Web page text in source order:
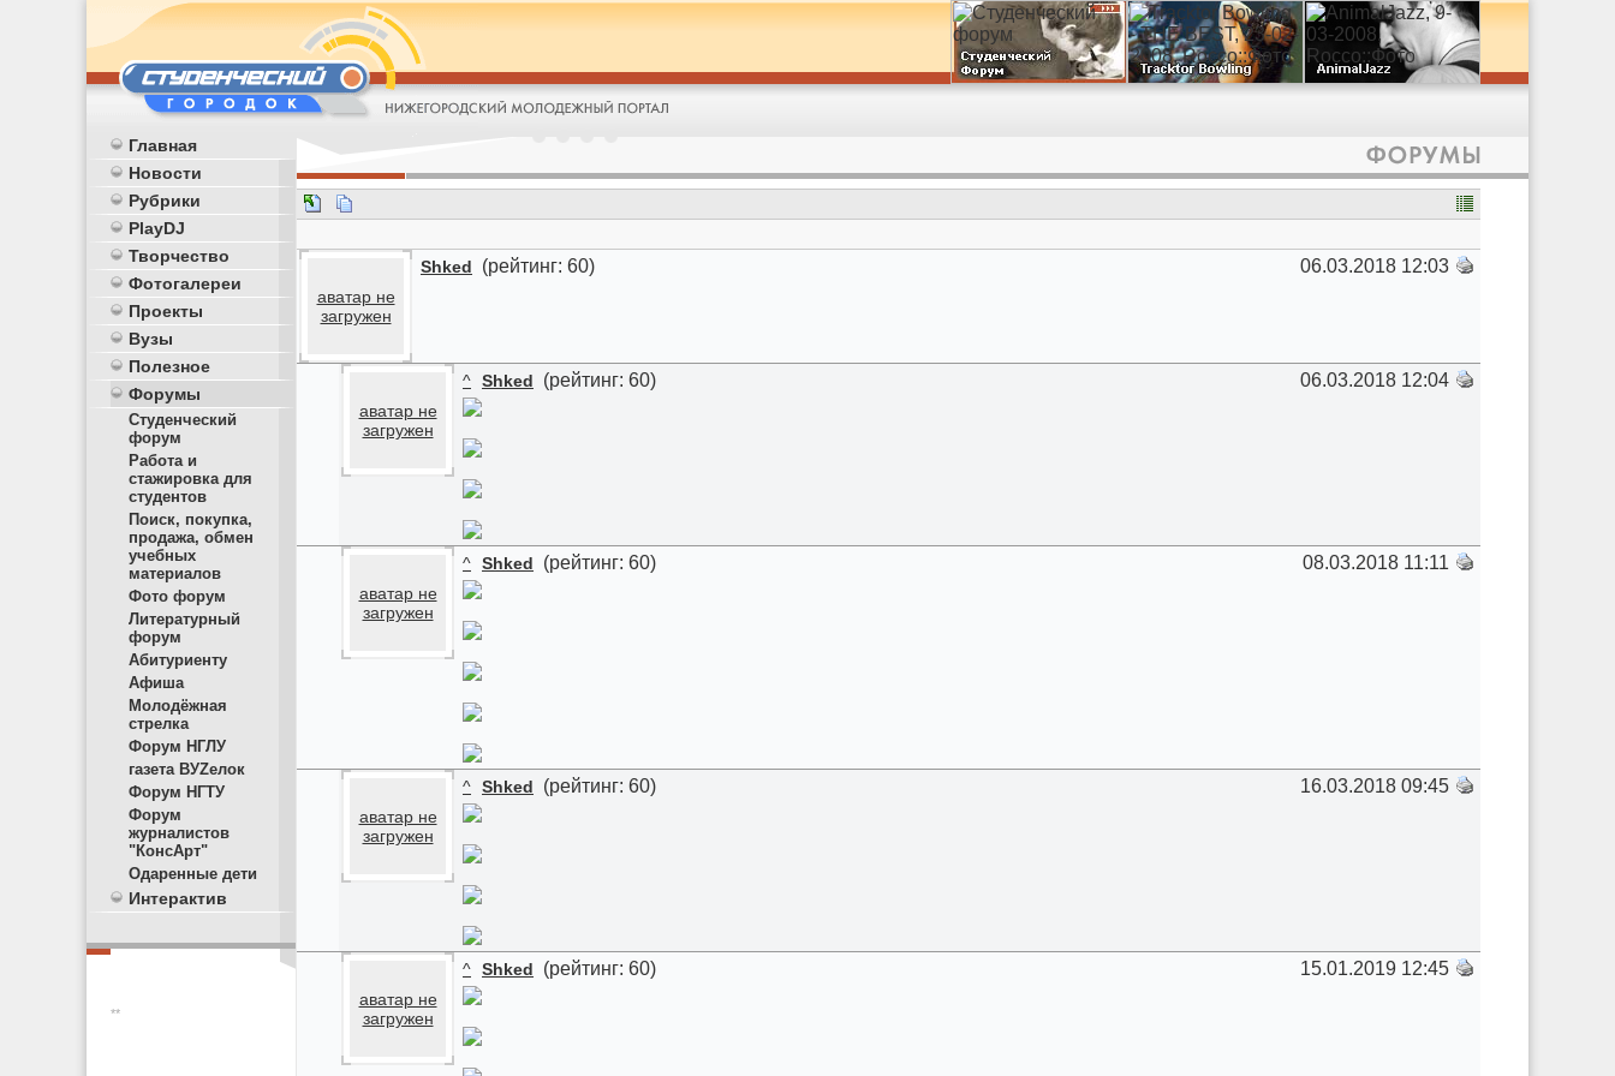
Главная
Новости
Рубрики
PlayDJ
Творчество
Фотогалереи
Проекты
Вузы
Полезное
Форумы
Студенческий
форум
Работа и
стажировка для
студентов
Поиск, покупка,
продажа, обмен
учебных
материалов
Фото форум
Литературный
форум
Абитуриенту
Афиша
Молодёжная
стрелка
Форум НГЛУ
газета ВУZелок
Форум НГТУ
Форум
журналистов
"КонсАрт"
Одаренные дети
Интерактив
**
аватар не
загружен
Shked (рейтинг: 60) 06.03.2018 12:03
аватар не
загружен
^ Shked (рейтинг: 60) 06.03.2018 12:04
аватар не
загружен
^ Shked (рейтинг: 60) 08.03.2018 11:11
аватар не
загружен
^ Shked (рейтинг: 60) 16.03.2018 09:45
аватар не
загружен
^ Shked (рейтинг: 60) 15.01.2019 12:45